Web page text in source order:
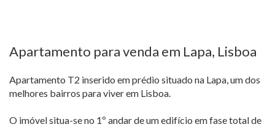
Apartamento para venda em Lapa, Lisboa
Apartamento T2 inserido em prédio situado na Lapa, um dos
melhores bairros para viver em Lisboa.
O imóvel situa-se no 1º andar de um edifício em fase total de